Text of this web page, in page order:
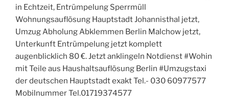
in Echtzeit, Entrümpelung Sperrmüll
Wohnungsauflösung Hauptstadt Johannisthal jetzt,
Umzug Abholung Abklemmen Berlin Malchow jetzt,
Unterkunft Entrümpelung jetzt komplett
augenblicklich 80 €. Jetzt anklingeln Notdienst #Wohin
mit Teile aus Haushaltsauflösung Berlin #Umzugstaxi
der deutschen Hauptstadt exakt Tel.- 030 60977577
Mobilnummer Tel.01719374577